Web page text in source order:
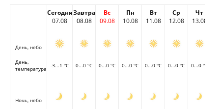
Сегодня
07.08
Завтра
08.08
Вс
09.08
Пн
10.08
Вт
11.08
Ср
12.08
Чт
13.08
День, небо
День,
температура
-3...1 °C 0...0 °C 0...0 °C 0...0 °C 0...0 °C 0...0 °C 0...0 °C
Ночь, небо